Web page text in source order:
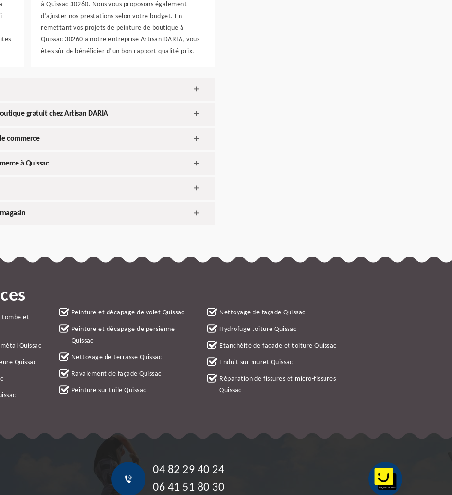
à Quissac 30260. Nous vous proposons également
d’ajuster nos prestations selon votre budget. En
remettant vos projets de peinture de boutique à
Quissac 30260 à notre entreprise Artisan DARIA, vous
êtes sûr de bénéficier d’un bon rapport qualité-prix.
gratuit chez Artisan DARIA
commerce
à Quissac
tombe et
Quissac
Quissac
Peinture et décapage de volet Quissac
Peinture et décapage de persienne
Quissac
Nettoyage de terrasse Quissac
Ravalement de façade Quissac
Peinture sur tuile Quissac
Nettoyage de façade Quissac
Hydrofuge toiture Quissac
Etanchéité de façade et toiture Quissac
Enduit sur muret Quissac
Réparation de fissures et micro-fissures
Quissac
04 82 29 40 24
06 41 51 80 30